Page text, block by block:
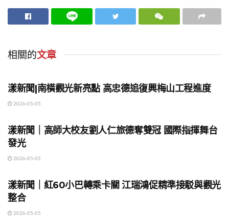
相關的文章
漾新聞|南橫觀光新亮點 高忠德追復興梅山工程進度
2026-05-05
漾新聞｜高師大校友劉人仁旅德奪雙冠 國際指揮舞台
發光
2026-05-05
漾新聞｜紅60小巴轉乘卡關 江瑞鴻促精準接駁與觀光
整合
2026-05-05